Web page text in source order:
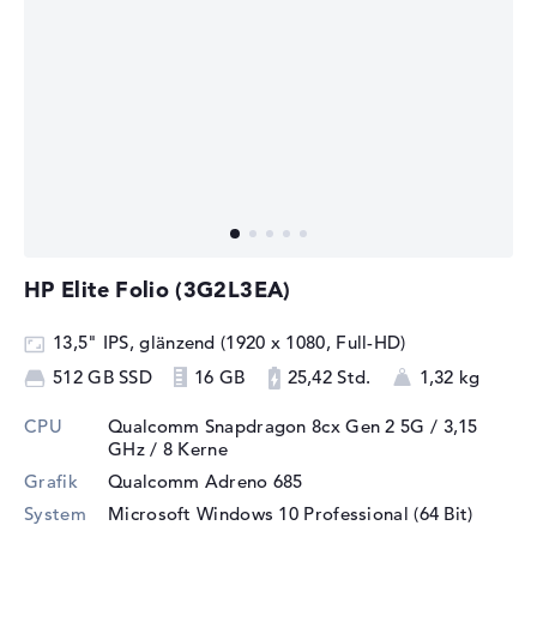
HP Elite Folio (3G2L3EA)
13,5" IPS, glänzend (1920 x 1080, Full-HD)
512 GB SSD
16 GB 25,42 Std. 1,32 kg
CPU
Qualcomm Snapdragon 8cx Gen 2 5G / 3,15
GHz/ 8 Kerne
Grafik
Qualcomm Adreno 685
System
Microsoft Windows 10 Professional (64 Bit)